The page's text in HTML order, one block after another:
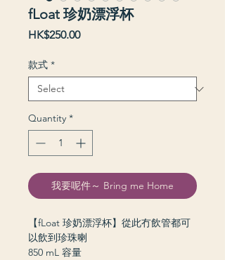
fLoat 珍奶漂浮杯
HK$250.00Price
款式 *
Quantity *
我要呢件～ Bring me Home
【fLoat 珍奶漂浮杯】從此冇飲管都可
以飲到珍珠喇
850 mL 容量